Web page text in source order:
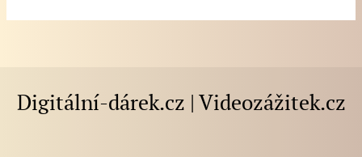
Digitální-dárek.cz | Videozážitek.cz